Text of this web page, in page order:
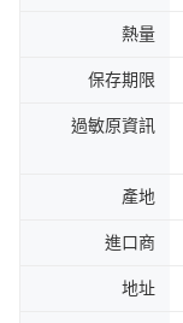
熱量
保存期限
過敏原資訊
產地
進口商
地址